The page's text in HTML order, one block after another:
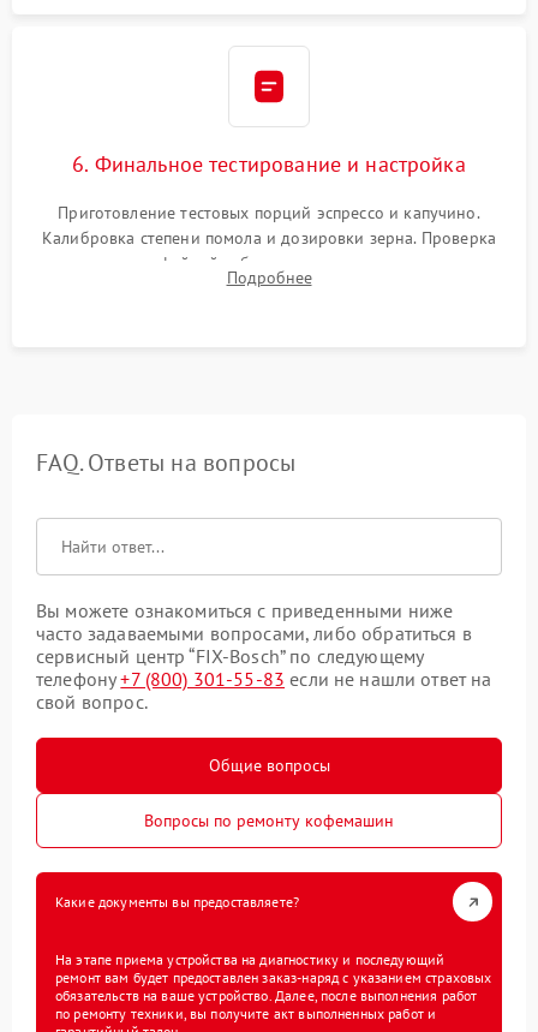
6. Финальное тестирование и настройка
Приготовление тестовых порций эспрессо и капучино.
Калибровка степени помола и дозировки зерна. Проверка
плотности кофейной таблетки, температуры напитка и
качества молочной пены. Контроль отсутствия посторонних
Подробнее
FAQ. Ответы на вопросы
Вы можете ознакомиться с приведенными ниже
часто задаваемыми вопросами, либо обратиться в
сервисный центр “FIX-Bosch” по следующему
телефону+7 (800) 301-55-83 если не нашли ответ на
свой вопрос.
Общие вопросы
Вопросы по ремонту кофемашин
Какие документы вы предоставляете?
На этапе приема устройства на диагностику и последующий
ремонт вам будет предоставлен заказ-наряд с указанием страховых
обязательств на ваше устройство. Далее, после выполнения работ
по ремонту техники, вы получите акт выполненных работ и